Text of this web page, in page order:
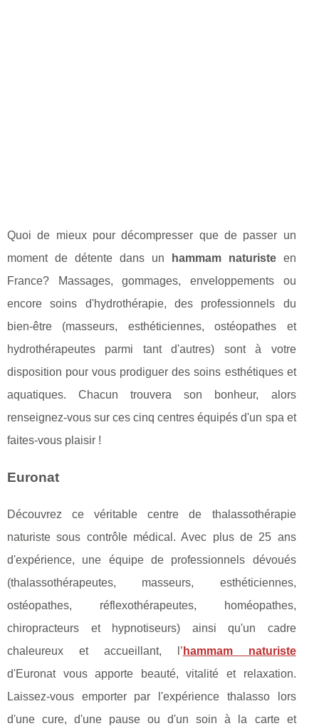
Quoi de mieux pour décompresser que de passer un
moment de détente dans un
hammam naturisteen
France? Massages, gommages, enveloppements ou
encore soins d'hydrothérapie, des professionnels du
bien-être (masseurs, esthéticiennes, ostéopathes et
hydrothérapeutes parmi tant d'autres) sont à votre
disposition pour vous prodiguer des soins esthétiques et
aquatiques. Chacun trouvera son bonheur, alors
renseignez-vous sur ces cinq centres équipés d'un spa et
faites-vous plaisir !
Euronat
Découvrez ce véritable centre de thalassothérapie
naturiste sous contrôle médical. Avec plus de 25 ans
d'expérience, une équipe de professionnels dévoués
(thalassothérapeutes, masseurs, esthéticiennes,
ostéopathes, réflexothérapeutes, homéopathes,
chiropracteurs et hypnotiseurs) ainsi qu'un cadre
chaleureux et accueillant, l’ hammam naturiste
d'Euronat vous apporte beauté, vitalité et relaxation.
Laissez-vous emporter par l'expérience thalasso lors
d'une cure, d'une pause ou d'un soin à la carte et